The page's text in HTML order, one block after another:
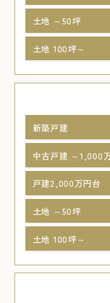
土地 ～50坪
土地 100坪～
新築戸建
中古戸建 ～1,000
戸建2,000万円台
土地 ～50坪
土地 100坪～